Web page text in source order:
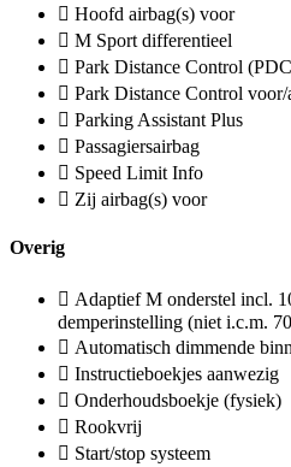
Hoofd airbag(s) voor
M Sport differentieel
Park Distance Control
Park Distance Control
Parking Assistant Plus
Passagiersairbag
Speed Limit Info
Zij airbag(s) voor
Overig
Adaptief M onderstel incl.
demperinstelling (niet i.c.m.
Automatisch dimmende
Instructieboekjes aanwezig
Onderhoudsboekje (fysiek)
Rookvrij
Start/stop systeem